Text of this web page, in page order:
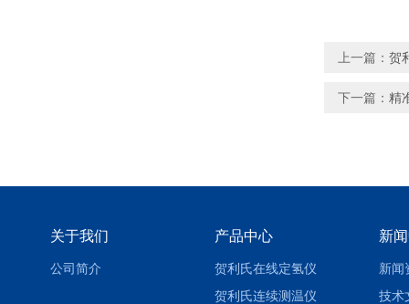
上一篇： 贺
下一篇： 精
关于我们
公司简介
产品中心
贺利氏在线定氢仪
贺利氏连续测温仪
新
新闻
技术